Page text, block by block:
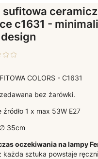
sufitowa
c1631 -
COLORS - C1631
bez żarówki.
źródło 1 x max 53W E27
35cm
oczekiwania na lampy
każda sztuka powstaje